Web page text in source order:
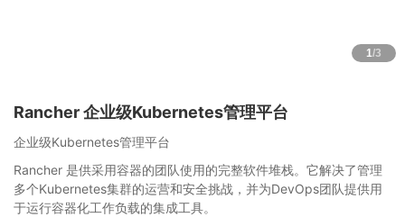
1/3
Rancher 企业级Kubernetes管理平台
企业级Kubernetes管理平台
Rancher 是供采用容器的团队使用的完整软件堆栈。它解决了管理
多个Kubernetes集群的运营和安全挑战，并为DevOps团队提供用
于运行容器化工作负载的集成工具。